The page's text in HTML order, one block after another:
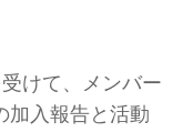
けて、メンバー
加入報告と活動